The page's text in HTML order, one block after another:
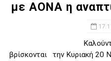
με ΑΟΝΑ η
Καλούνται οι πιο
βρίσκονται την Κυριακή 20